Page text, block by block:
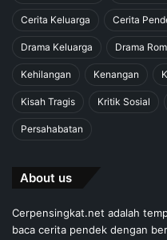
Cerita Keluarga Cerita
Drama Keluarga Drama
Kehilangan Kenangan
Kisah Tragis Kritik Sosial
Persahabatan
About us
Cerpensingkat.net adalah
baca cerita pendek dengan